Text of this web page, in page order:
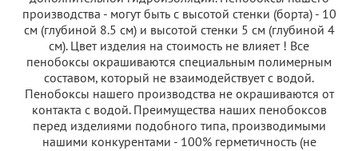
производства - могут быть с высотой стенки (борта) - 10
см (глубиной 8.5 см) и высотой стенки 5 см (глубиной 4
см). Цвет изделия на стоимость не влияет ! Все
пенобоксы окрашиваются специальным полимерным
составом, который не взаимодействует с водой.
Пенобоксы нашего производства не окрашиваются от
контакта с водой. Преимущества наших пенобоксов
перед изделиями подобного типа, производимыми
нашими конкурентами - 100% герметичность (не